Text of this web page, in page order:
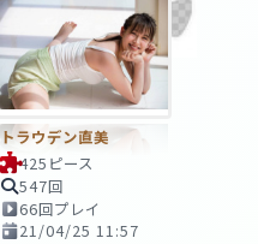
トラウデン直美
425ピース
547回
66回プレイ
21/04/25 11:57